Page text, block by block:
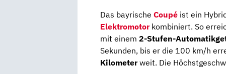
Das bayrische Coupé ist ein
Elektromotorkombiniert. So
mit einem 2-Stufen-
Sekunden, bis er die 100 km/h
Kilometerweit. Die